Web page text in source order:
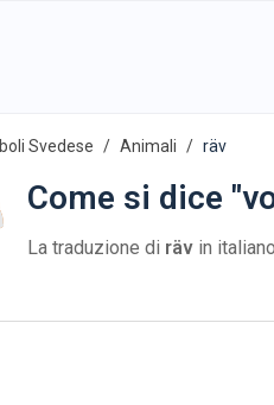
Svedese Animali räv
Come si dice
La traduzione di räv in